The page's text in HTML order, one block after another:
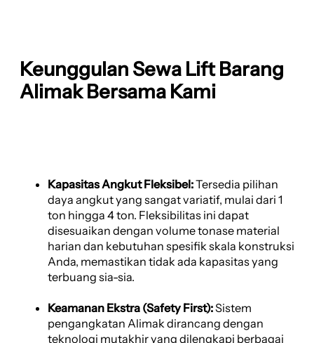
Keunggulan Sewa Lift Barang
Alimak Bersama Kami
Kapasitas Angkut Fleksibel:Tersedia pilihan
daya angkut yang sangat variatif, mulai dari 1
ton hingga 4 ton. Fleksibilitas ini dapat
disesuaikan dengan volume tonase material
harian dan kebutuhan spesifik skala konstruksi
Anda, memastikan tidak ada kapasitas yang
terbuang sia-sia.
Keamanan Ekstra (Safety First):Sistem
pengangkatan Alimak dirancang dengan
teknologi mutakhir yang dilengkapi berbagai